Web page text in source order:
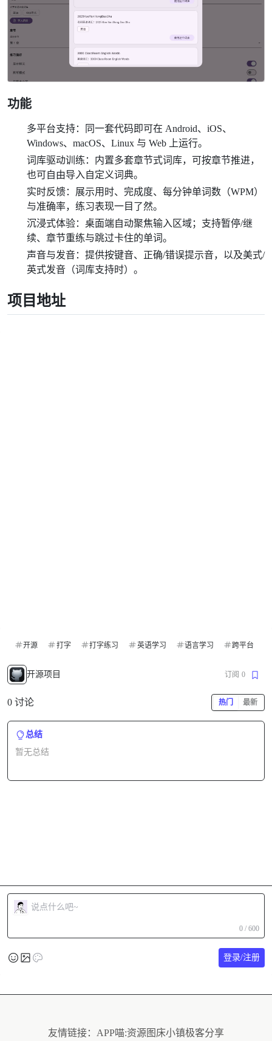
功能
多平台支持：同一套代码即可在 Android、iOS、
Windows、macOS、Linux 与 Web 上运行。
词库驱动训练：内置多套章节式词库，可按章节推进，
也可自由导入自定义词典。
实时反馈：展示用时、完成度、每分钟单词数（WPM）
与准确率，练习表现一目了然。
沉浸式体验：桌面端自动聚焦输入区域；支持暂停/继
续、章节重练与跳过卡住的单词。
声音与发音：提供按键音、正确/错误提示音，以及美式/
英式发音（词库支持时）。
项目地址
开源 打字 打字练习 英语学习 语言学习 跨平台
开源项目 订阅 0
0 讨论 热门 最新
总结
暂无总结
0 / 600
登录/注册
友情链接： APP喵:资源 图床小镇极客分享